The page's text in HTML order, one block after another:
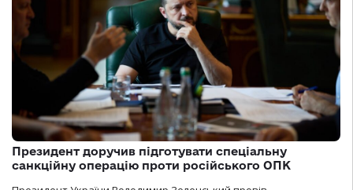
Президент доручив підготувати спеціальну
санкційну операцію проти російського ОПК